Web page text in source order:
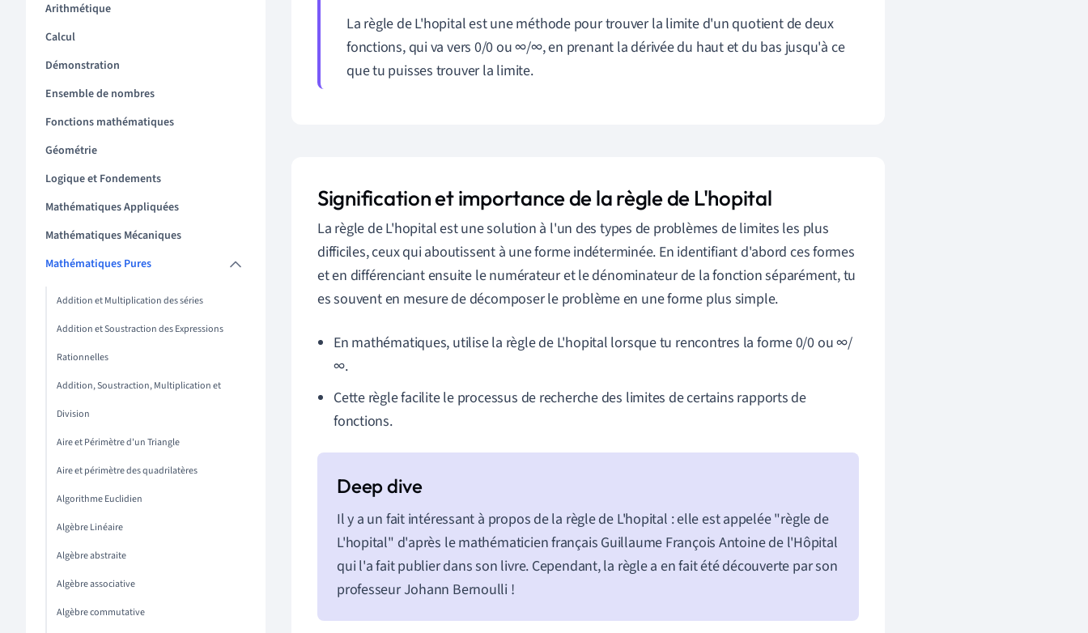
Arithmétique
Calcul
Démonstration
Ensemble de nombres
Fonctions mathématiques
Géométrie
Logique et Fondements
Mathématiques Appliquées
Mathématiques Mécaniques
Mathématiques Pures
Addition et Multiplication des séries
Addition et Soustraction des Expressions
Rationnelles
Addition, Soustraction, Multiplication et
Division
Aire et Périmètre d'un Triangle
Aire et périmètre des quadrilatères
Algorithme Euclidien
Algèbre Linéaire
Algèbre abstraite
Algèbre associative
Algèbre commutative
La règle de L'hopital est une méthode pour trouver la limite d'un quotient de deux
fonctions, qui va vers 0/0 ou ∞/∞, en prenant la dérivée du haut et du bas jusqu'à ce
que tu puisses trouver la limite.
Signification et importance de la règle de L'hopital
La règle de L'hopital est une solution à l'un des types de problèmes de limites les plus
difficiles, ceux qui aboutissent à une forme indéterminée. En identifiant d'abord ces formes
et en différenciant ensuite le numérateur et le dénominateur de la fonction séparément, tu
es souvent en mesure de décomposer le problème en une forme plus simple.
En mathématiques, utilise la règle de L'hopital lorsque tu rencontres la forme 0/0 ou ∞/
∞.
Cette règle facilite le processus de recherche des limites de certains rapports de
fonctions.
Il y a un fait intéressant à propos de la règle de L'hopital : elle est appelée "règle de
L'hopital" d'après le mathématicien français Guillaume François Antoine de l'Hôpital
qui l'a fait publier dans son livre. Cependant, la règle a en fait été découverte par son
professeur Johann Bernoulli !